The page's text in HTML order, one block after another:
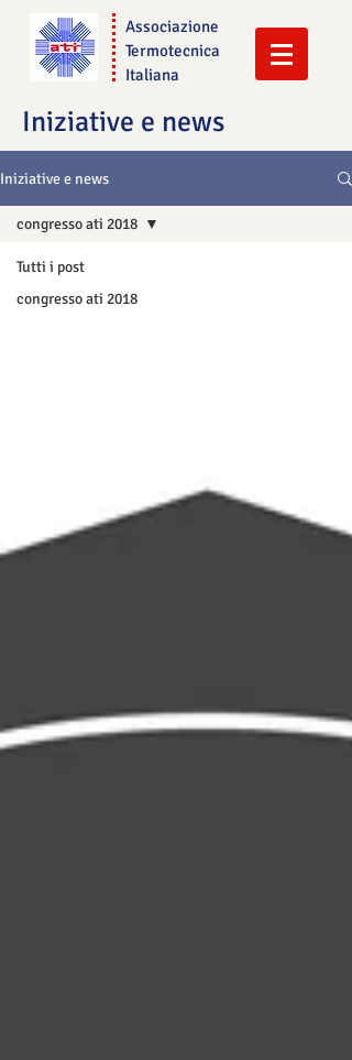
Associazione
Termotecnica
Italiana
Iniziative e news
Iniziative e news
Tutti i post
congresso ati 2018
congresso ati 2018